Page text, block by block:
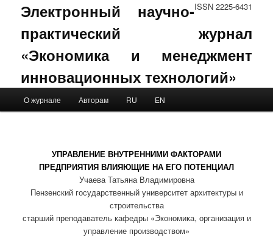
ISSN 2225-6431
Электронный научно-
практический журнал
«Экономика и менеджмент
инновационных технологий»
Skip to primary content
Skip to secondary content
О журнале Авторам RU EN
УПРАВЛЕНИЕ ВНУТРЕННИМИ ФАКТОРАМИ
ПРЕДПРИЯТИЯ ВЛИЯЮЩИЕ НА ЕГО ПОТЕНЦИАЛ
Учаева Татьяна Владимировна
Пензенский государственный университет архитектуры и
строительства
старший преподаватель кафедры «Экономика, организация и
управление производством»